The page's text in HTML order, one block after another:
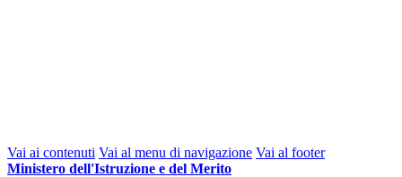
Vai ai contenuti Vai al menu di navigazione Vai al footer
Ministero dell'Istruzione e del Merito